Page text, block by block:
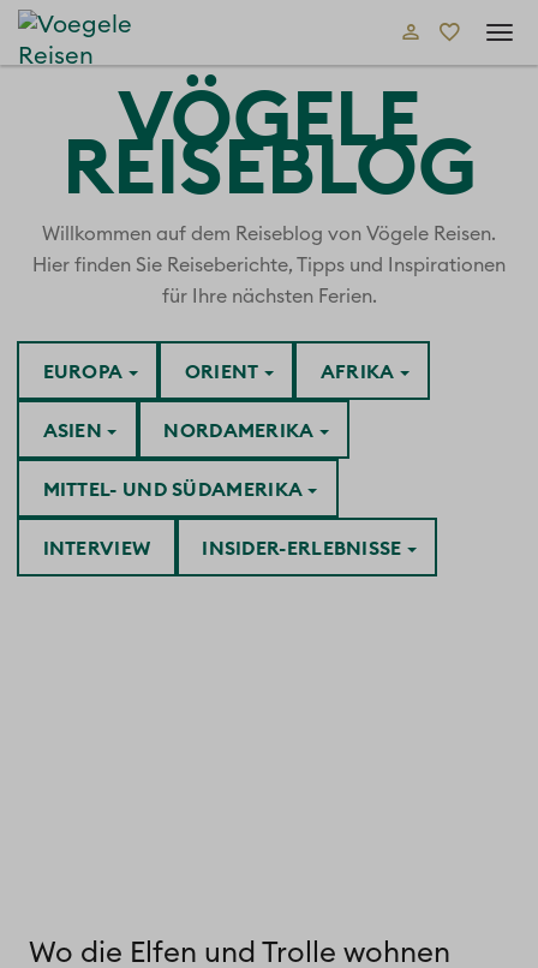
VÖGELE
REISEBLOG
Willkommen auf dem Reiseblog von Vögele Reisen.
Hier finden Sie Reiseberichte, Tipps und Inspirationen
für Ihre nächsten Ferien.
AFRIKA
ASIEN
EUROPA
INSIDER-ERLEBNISSE
INTERVIEW
MITTEL- UND SÜDAMERIKA
NORDAMERIKA
ORIENT
Wo die Elfen und Trolle wohnen